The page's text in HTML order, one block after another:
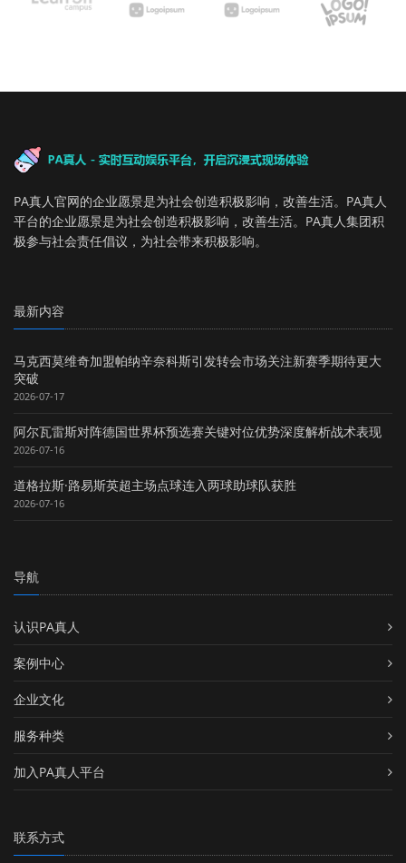
PA真人官网的企业愿景是为社会创造积极影响，改善生活。PA真人
平台的企业愿景是为社会创造积极影响，改善生活。PA真人集团积
极参与社会责任倡议，为社会带来积极影响。
最新内容
马克西莫维奇加盟帕纳辛奈科斯引发转会市场关注新赛季期待更大
突破
2026-07-17
阿尔瓦雷斯对阵德国世界杯预选赛关键对位优势深度解析战术表现
2026-07-16
道格拉斯·路易斯英超主场点球连入两球助球队获胜
2026-07-16
导航
认识PA真人
案例中心
企业文化
服务种类
加入PA真人平台
联系方式